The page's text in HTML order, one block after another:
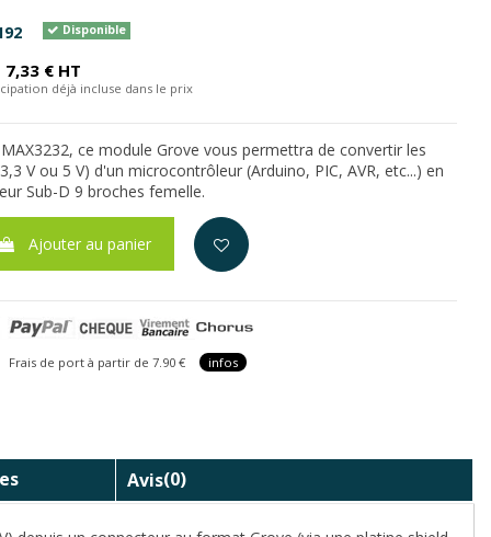
Disponible
7,33 € HT
déjà incluse dans le prix
ce module Grove vous permettra de convertir les
V ou 5 V) d'un microcontrôleur (Arduino, PIC, AVR, etc...) en
Sub-D 9 broches femelle.
Ajouter au panier
de port à partir de 7.90 € infos
Avis(0)